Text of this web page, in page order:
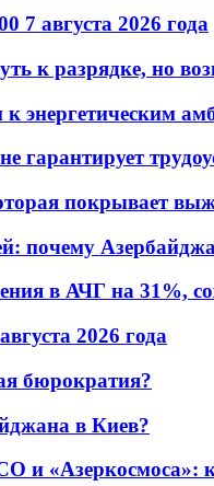
7 августа 2026 года
к разрядке, но
энергетическим
гарантирует
покрывает
почему
в АЧГ на 31%,
2026 года
бюрократия?
в Киев?
и «Азеркосмоса»: